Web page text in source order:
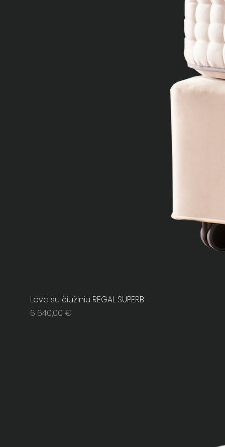
Lova su čiužiniu REGAL SUPERB
Price
6 640,00 €